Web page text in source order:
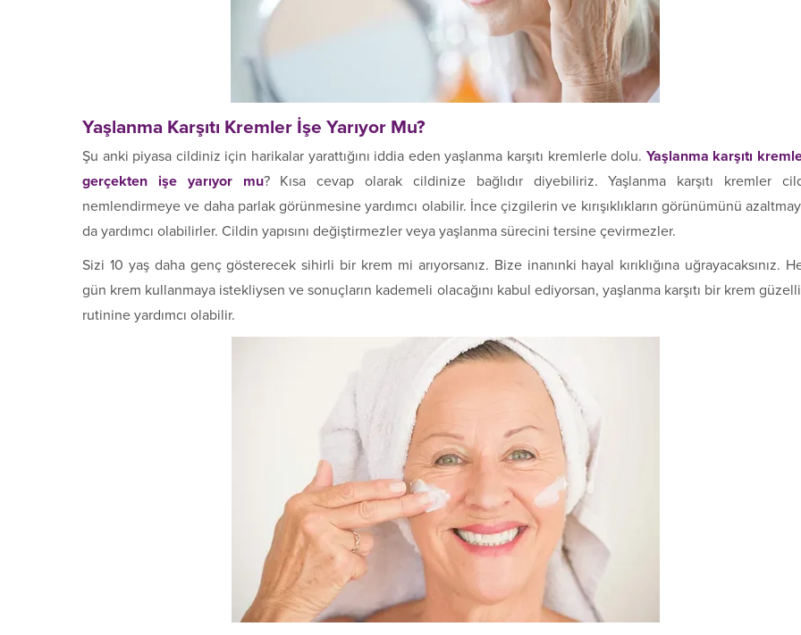
Yaşlanma Karşıtı Kremler İşe Yarıyor Mu?
Şu anki piyasa cildiniz için harikalar yarattığını iddia eden yaşlanma karşıtı kremlerle dolu. Yaşlanma karşıtı
gerçekten işe yarıyor mu? Kısa cevap olarak cildinize bağlıdır diyebiliriz. Yaşlanma karşıtı kremler
nemlendirmeye ve daha parlak görünmesine yardımcı olabilir. İnce çizgilerin ve kırışıklıkların görünümünü
da yardımcı olabilirler. Cildin yapısını değiştirmezler veya yaşlanma sürecini tersine çevirmezler.
Sizi 10 yaş daha genç gösterecek sihirli bir krem mi arıyorsanız. Bize inanınki hayal kırıklığına uğrayacaksınız.
gün krem kullanmaya istekliysen ve sonuçların kademeli olacağını kabul ediyorsan, yaşlanma karşıtı bir krem
rutinine yardımcı olabilir.